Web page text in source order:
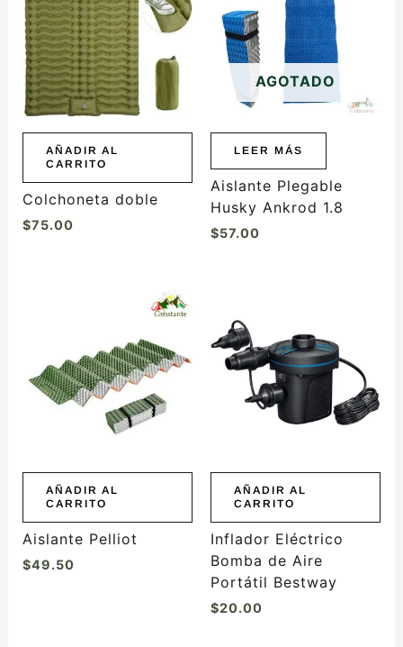
AÑADIR AL
CARRITO
Colchoneta doble
$75.00
AGOTADO
LEER MÁS
Aislante Plegable
Husky Ankrod 1.8
$57.00
AÑADIR AL
CARRITO
Aislante Pelliot
$49.50
AÑADIR AL
CARRITO
Inflador Eléctrico
Bomba de Aire
Portátil Bestway
$20.00